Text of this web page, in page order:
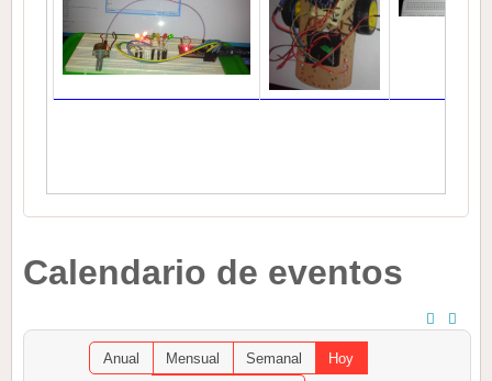
Calendario de eventos
Anual Mensual Semanal
Hoy